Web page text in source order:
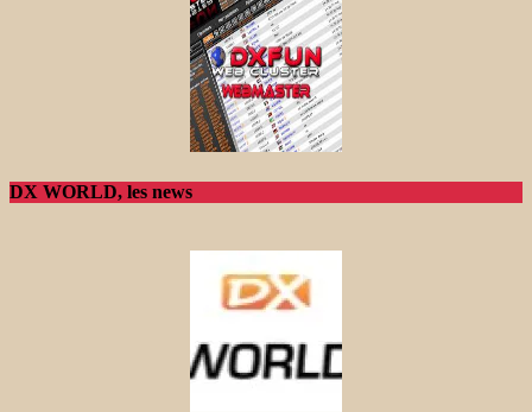
DX WORLD, les news